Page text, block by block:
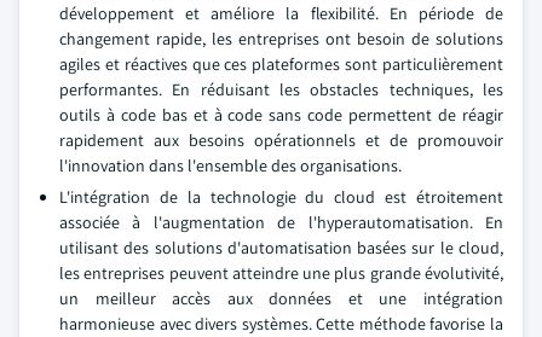
développement et améliore la flexibilité. En période de
changement rapide, les entreprises ont besoin de solutions
agiles et réactives que ces plateformes sont particulièrement
performantes. En réduisant les obstacles techniques, les
outils à code bas et à code sans code permettent de réagir
rapidement aux besoins opérationnels et de promouvoir
l'innovation dans l'ensemble des organisations.
L'intégration de la technologie du cloud est étroitement
associée à l'augmentation de l'hyperautomatisation. En
utilisant des solutions d'automatisation basées sur le cloud,
les entreprises peuvent atteindre une plus grande évolutivité,
un meilleur accès aux données et une intégration
harmonieuse avec divers systèmes. Cette méthode favorise la